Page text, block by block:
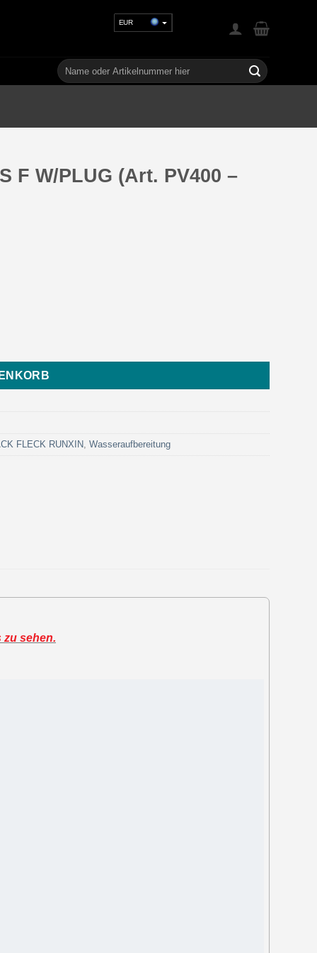
EUR
GBP
Suchen
nach:
F W/PLUG (Art. PV400 –
Menge
FLECK RUNXIN ,Wasseraufbereitung
zu sehen.